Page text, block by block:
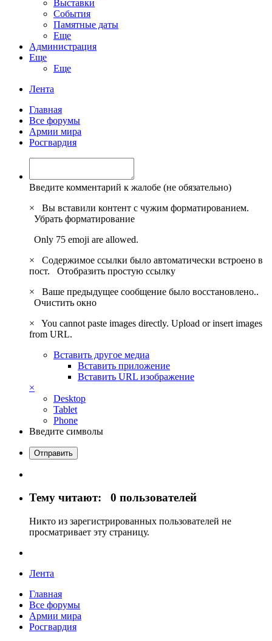
Выставки
События
Памятные даты
Еще
Администрация
Еще
Еще
Лента
Главная
Все форумы
Армии мира
Росгвардия
Введите комментарий к жалобе (не обязательно)
×
Вы вставили контент с чужим форматированием.
Убрать форматирование
Only 75 emoji are allowed.
×
Содержимое ссылки было автоматически встроено в
пост. Отобразить простую ссылку
×
Ваше предыдущее сообщение было восстановлено..
Очистить окно
×
You cannot paste images directly. Upload or insert images
from URL.
Вставить другое медиа
Вставить приложение
Вставить URL изображение
×
Desktop
Tablet
Phone
Введите символы
Отправить
Тему читают: 0 пользователей
Никто из зарегистрированных пользователей не
просматривает эту страницу.
Лента
Главная
Все форумы
Армии мира
Росгвардия